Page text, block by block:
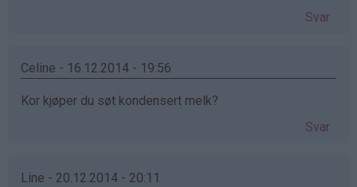
Svar
Celine - 16.12.2014 - 19:56
Kor kjøper du søt kondensert melk?
Svar
Line - 20.12.2014 - 20:11